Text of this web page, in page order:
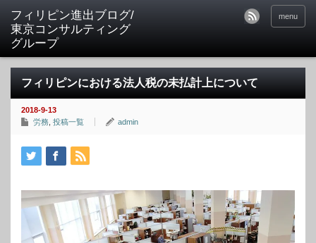
フィリピン進出ブログ/
東京コンサルティング
グループ
menu
フィリピンにおける法人税の未払計上について
2018-9-13
労務 投稿一覧 admin